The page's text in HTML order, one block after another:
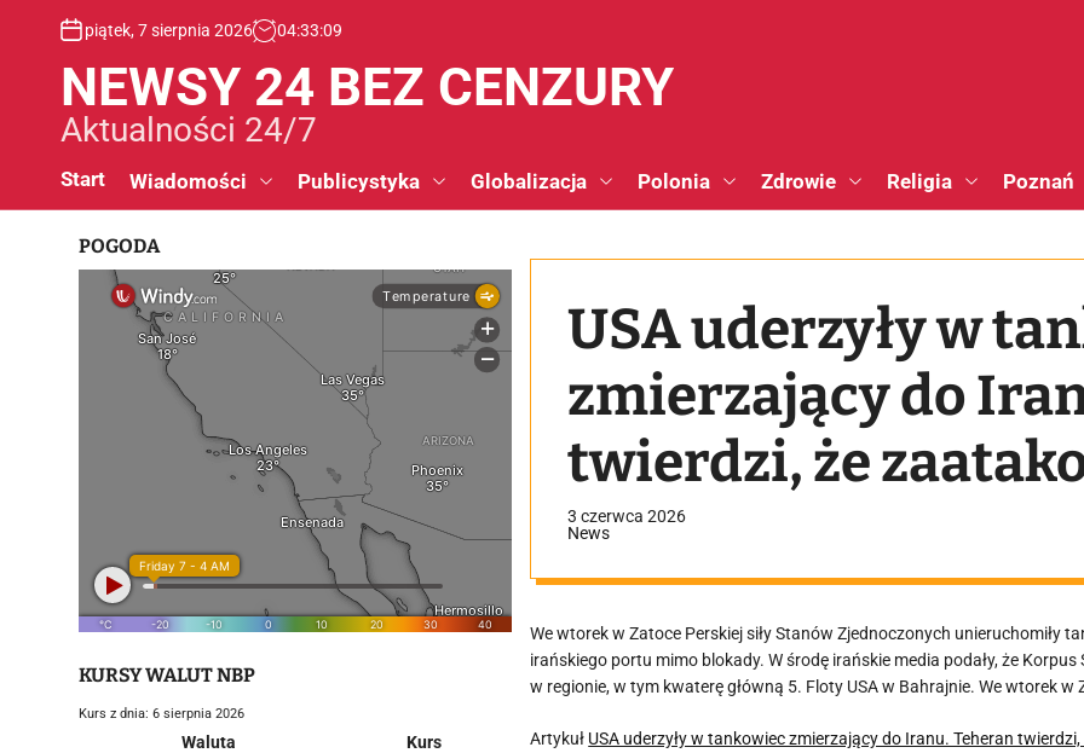
piątek, 7 sierpnia 2026 04:33:09
NEWSY 24 BEZ CENZURY
Aktualności 24/7
Start Wiadomości Publicystyka Globalizacja Polonia Zdrowie Religia Poznań
USA uderzyły w
zmierzający do
twierdzi, że
3 czerwca 2026
News
We wtorek w Zatoce Perskiej siły Stanów Zjednoczonych unieruchomiły
irańskiego portu mimo blokady. W środę irańskie media podały, że
w regionie, w tym kwaterę główną 5. Floty USA w Bahrajnie. We wtorek
Artykuł USA uderzyły w tankowiec zmierzający do Iranu. Teheran
POGODA
KURSY WALUT NBP
Kurs z dnia: 6 sierpnia 2026
Waluta
Kurs